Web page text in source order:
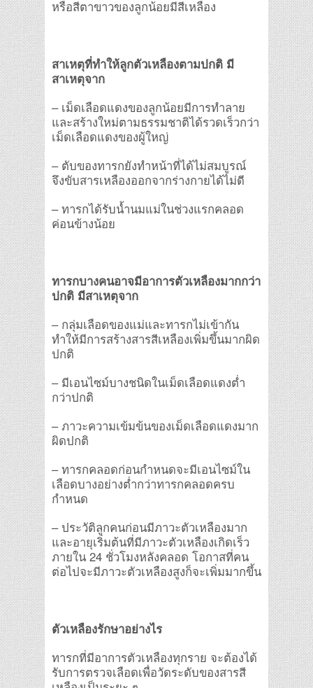
หรือสีตาขาวของลูกน้อยมีสีเหลือง
สาเหตุที่ทำให้ลูกตัวเหลืองตามปกติ มี
สาเหตุจาก
– เม็ดเลือดแดงของลูกน้อยมีการทำลาย
และสร้างใหม่ตามธรรมชาติได้รวดเร็วกว่า
เม็ดเลือดแดงของผู้ใหญ่
– ตับของทารกยังทำหน้าที่ได้ไม่สมบูรณ์
จึงขับสารเหลืองออกจากร่างกายได้ไม่ดี
– ทารกได้รับน้ำนมแม่ในช่วงแรกคลอด
ค่อนข้างน้อย
ทารกบางคนอาจมีอาการตัวเหลืองมากกว่า
ปกติ มีสาเหตุจาก
– กลุ่มเลือดของแม่และทารกไม่เข้ากัน
ทำให้มีการสร้างสารสีเหลืองเพิ่มขึ้นมากผิด
ปกติ
– มีเอนไซม์บางชนิดในเม็ดเลือดแดงต่ำ
กว่าปกติ
– ภาวะความเข้มข้นของเม็ดเลือดแดงมาก
ผิดปกติ
– ทารกคลอดก่อนกำหนดจะมีเอนไซม์ใน
เลือดบางอย่างต่ำกว่าทารกคลอดครบ
กำหนด
– ประวัติลูกคนก่อนมีภาวะตัวเหลืองมาก
และอายุเริ่มต้นที่มีภาวะตัวเหลืองเกิดเร็ว
ภายใน 24 ชั่วโมงหลังคลอด โอกาสที่คน
ต่อไปจะมีภาวะตัวเหลืองสูงก็จะเพิ่มมากขึ้น
ตัวเหลืองรักษาอย่างไร
ทารกที่มีอาการตัวเหลืองทุกราย จะต้องได้
รับการตรวจเลือดเพื่อวัดระดับของสารสี